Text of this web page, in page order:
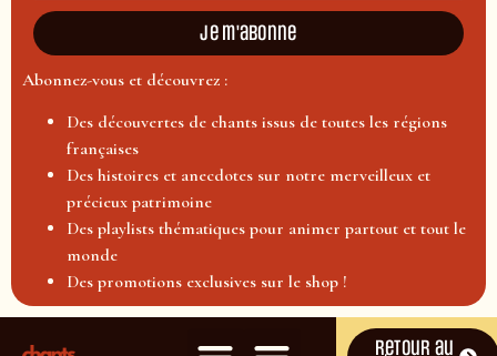
Je m'abonne
Abonnez-vous et découvrez :
Des découvertes de chants issus de toutes les régions
françaises
Des histoires et anecdotes sur notre merveilleux et
précieux patrimoine
Des playlists thématiques pour animer partout et tout le
monde
Des promotions exclusives sur le shop !
Retour au